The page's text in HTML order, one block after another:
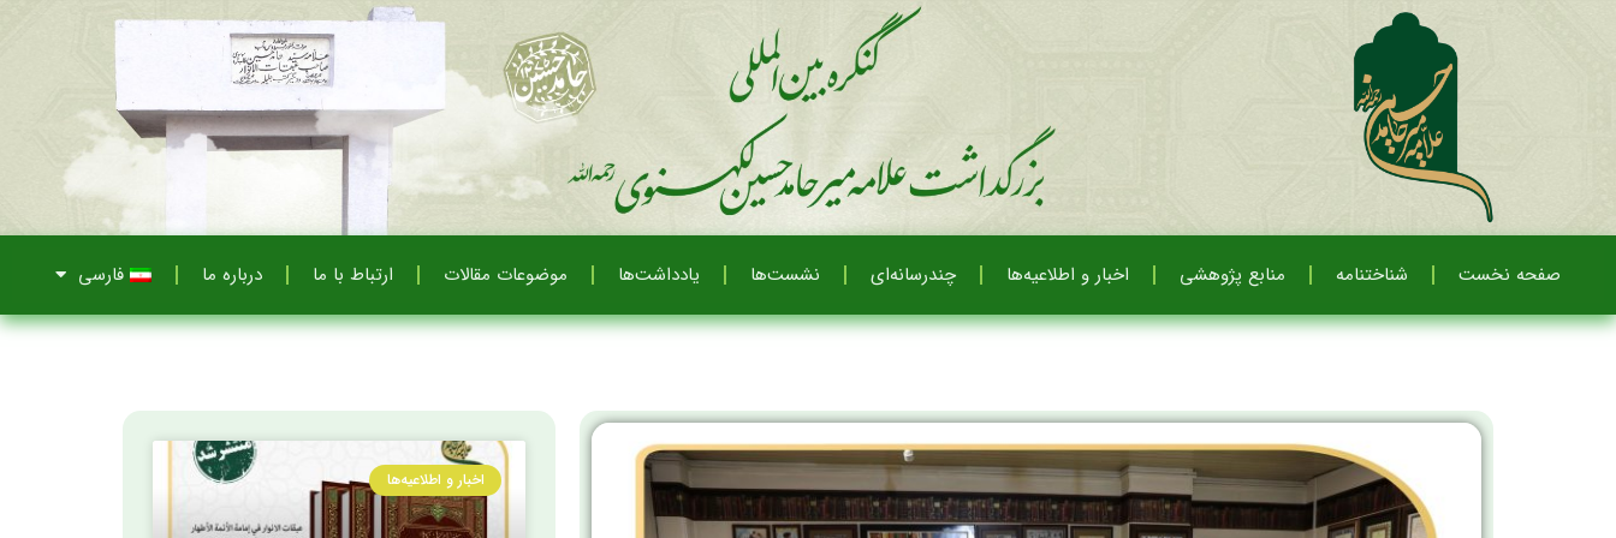
صفحه نخست شناختنامه منابع پژوهشی اخبار و اطلاعیه‌ها چندرسانه‌ای نشست‌ها یادداشت‌ها موضوعات مقالات ارتباط با ما درباره ما فارسی
اخبار و اطلاعیه‌ها